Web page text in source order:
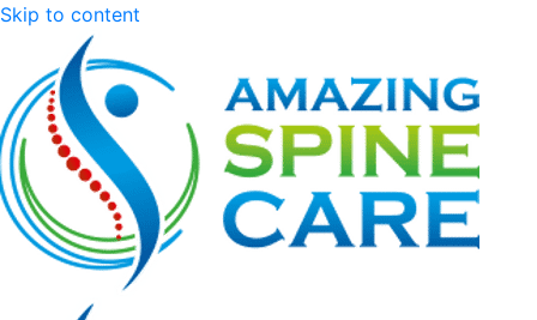
Skip to content